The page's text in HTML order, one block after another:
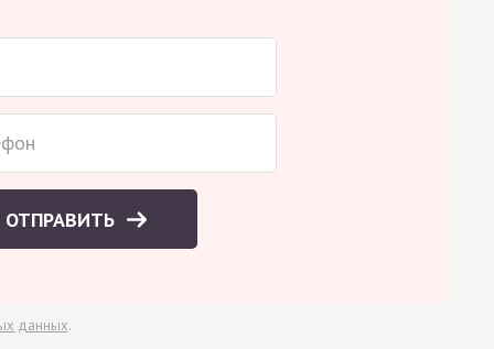
ОТПРАВИТЬ
данных.